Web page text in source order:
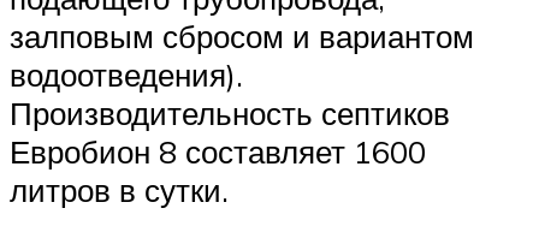
залповым сбросом и вариантом
водоотведения).
Производительность септиков
Евробион 8 составляет 1600
литров в сутки.